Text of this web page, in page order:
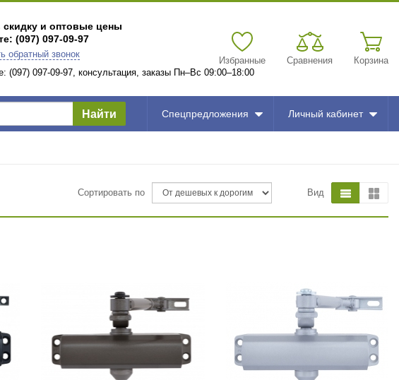
скидку и оптовые цены
(097) 097-09-97
обратный звонок
(097) 097-09-97, консультация, заказы Пн–Вс 09:00–18:00
Избранные Сравнения Корзина
Найти Спецпредложения Личный кабинет
Сортировать по Вид